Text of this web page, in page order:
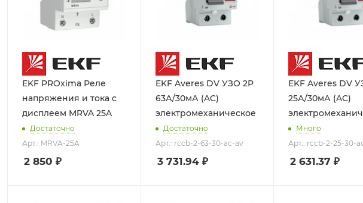
EKF PROxima Реле
напряжения и тока с
дисплеем MRVA 25A
Достаточно
Арт.: MRVA-25A
2 850 ₽
EKF Averes DV УЗО 2P
63А/30мА (AC)
электромеханическое
Достаточно
Арт.: rccb-2-63-30-ac-av
3 731.94₽
EKF Averes DV УЗО 2P
25А/30мА (AC)
Много
Арт.: rccb-2-25-30-
2 631.37 ₽